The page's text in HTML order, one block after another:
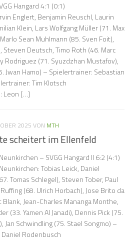
Hangard 4:1 (0:1)
Englert, Benjamin Reuschl, Laurin
Klein, Lars Wolfgang Müller (71. Max
Sean Muhlmann (85. Sven Foit),
Steven Deutsch, Timo Roth (46. Marc
Rodriguez (71. Syuzdzhan Mustafov),
Jwan Hamo) – Spielertrainer: Sebastian
Tim Klotsch
Leon […]
2025 VON MTH
scheitert im Ellenfeld
– SVGG Hangard II 6:2 (4:1)
Tobias Leick, Daniel
Tomas Schlegel), Steven Tober, Paul
(68. Ulrich Horbach), Jose Brito da
Blank, Jean-Charles Mananga Monthe,
(33. Yamen Al Janadi), Dennis Pick (75.
Jan Schwindling (75. Stael Songmo) –
Rodenbusch